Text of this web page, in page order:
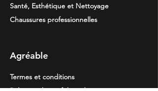
Santé, Esthétique et Nettoyage
Chaussures professionnelles
Agréable
Termes et conditions